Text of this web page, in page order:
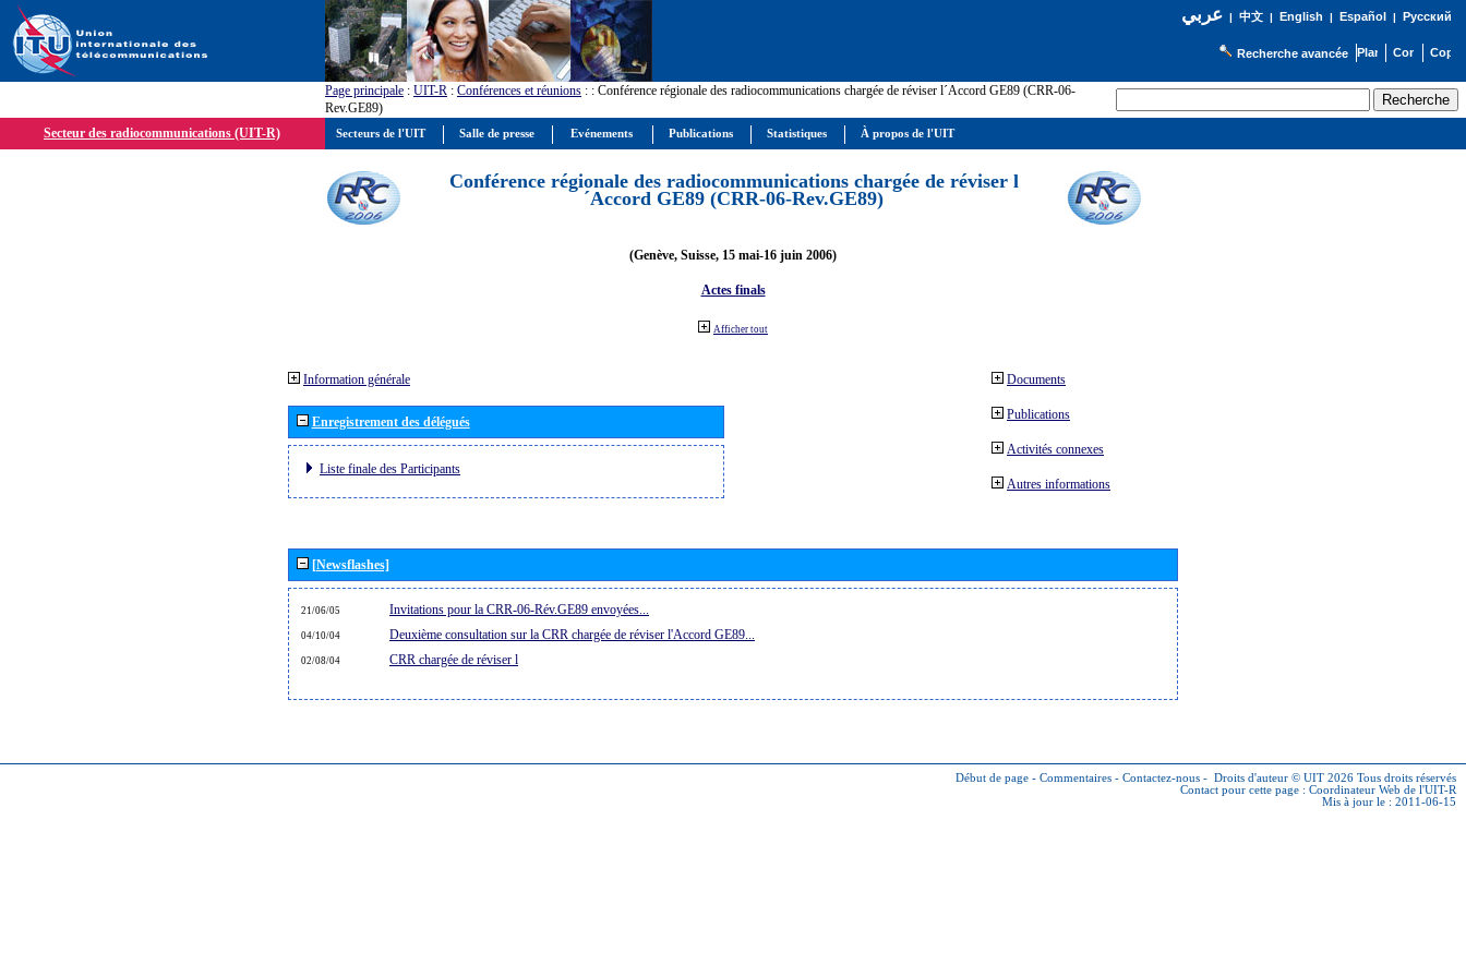
عربي| 中文| English | Español | Русский
Recherche avancée
Page principale : UIT-R : Conférences et réunions : : Conférence régionale des radiocommunications chargée de réviser l´Accord GE89 (CRR-06-
Rev.GE89)
Secteur des radiocommunications (UIT-R)
Conférence régionale des radiocommunications chargée de réviser l
´Accord GE89 (CRR-06-Rev.GE89)
(Genève, Suisse, 15 mai-16 juin 2006)
Actes finals
Afficher tout
Information générale
Enregistrement des délégués
Liste finale des Participants
Documents
Publications
Activités connexes
Autres informations
[Newsflashes]
21/06/05 Invitations pour la CRR-06-Rév.GE89 envoyées...
04/10/04 Deuxième consultation sur la CRR chargée de réviser l'Accord GE89...
02/08/04 CRR chargée de réviser l
Début de page - Commentaires - Contactez-nous - Droits d'auteur © UIT 2026 Tous droits réservés
Contact pour cette page : Coordinateur Web de l'UIT-R
Mis à jour le : 2011-06-15
Secteurs de l'UIT Salle de presse Evénements Publications Statistiques À propos de l'UIT